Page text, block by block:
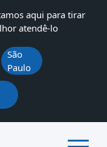
aqui para tirar
atendê-lo
São
Paulo